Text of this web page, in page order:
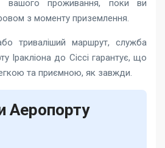
проживання, поки ви
з моменту приземлення.
триваліший маршрут, служба
Іракліона до Сіссі гарантує, що
та приємною, як завжди.
Аеропорту